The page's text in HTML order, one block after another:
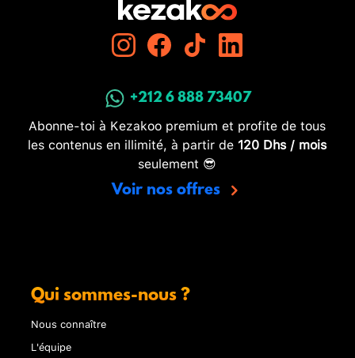
+212 6 888 73407
Abonne-toi à Kezakoo premium et profite de tous
les contenus en illimité, à partir de 120 Dhs / mois
seulement 😎
Voir nos offres
Qui sommes-nous ?
Nous connaître
L'équipe